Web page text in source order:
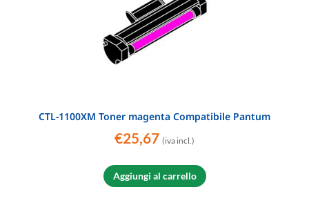
CTL-1100XM Toner magenta Compatibile Pantum
€25,67 (iva incl.)
Aggiungi al carrello